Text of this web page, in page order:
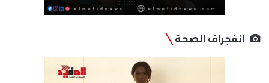
انفجراف الصحة